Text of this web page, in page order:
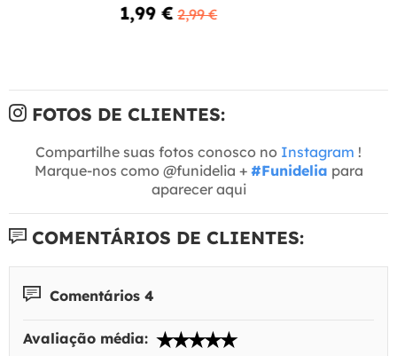
1,99 € 2,99 €
FOTOS DE CLIENTES:
Compartilhe suas fotos conosco no Instagram !
Marque-nos como @funidelia + #Funidelia para
aparecer aqui
COMENTÁRIOS DE CLIENTES:
Comentários 4
Avaliação média: